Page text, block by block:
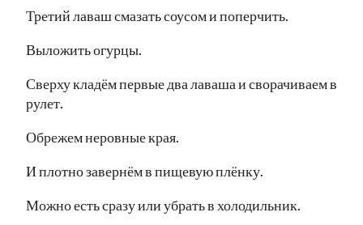
Третий лаваш смазать соусом и поперчить.
Выложить огурцы.
Сверху кладём первые два лаваша и сворачиваем в
рулет.
Обрежем неровные края.
И плотно завернём в пищевую плёнку.
Можно есть сразу или убрать в холодильник.